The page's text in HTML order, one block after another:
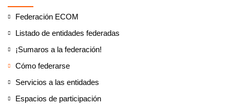
principal
Federación ECOM
Listado de entidades federadas
¡Sumaros a la federación!
Cómo federarse
Servicios a las entidades
Espacios de participación